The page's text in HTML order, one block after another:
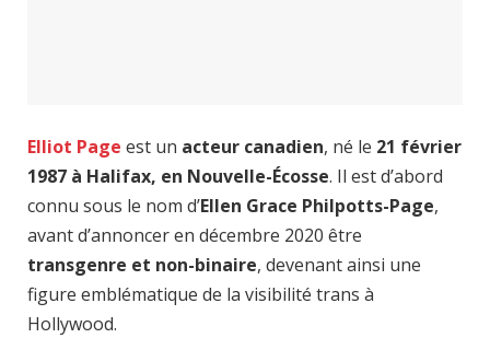
Elliot Page est un acteur canadien, né le 21 février
1987 à Halifax, en Nouvelle-Écosse. Il est d’abord
connu sous le nom d’Ellen Grace Philpotts-Page,
avant d’annoncer en décembre 2020 être
transgenre et non-binaire, devenant ainsi une
figure emblématique de la visibilité trans à
Hollywood.